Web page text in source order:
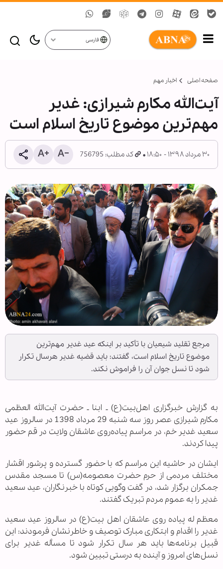
فارسی
صفحه اصلی اخبار مهم
آیت‌الله مکارم‌ شیرازی: غدیر
مهم‌ترین موضوع تاریخ اسلام است
۳۰ مرداد ۱۳۹۸ - ۱۸:۵۰ کد مطلب: 756795
مرجع تقلید شیعیان با تأکید بر اینکه عید غدیر مهم‌ترین
موضوع تاریخ اسلام است، گفتند: باید قضیه غدیر هرسال تکرار
شود تا نسل جوان آن را فراموش نکند.
به گزارش خبرگزاری اهل‌بیت(ع) ـ ابنا ـ حضرت آیت‌الله العظمی
مکارم شیرازی عصر روز سه شنبه 29 مرداد 1398 در سالروز عید
سعید غدیر خم، در مراسم پیاده‌روی عاشقان ولایت در قم حضور
پیدا کردند.
ایشان در حاشیه این مراسم که با حضور گسترده و پرشور اقشار
مختلف مردمی از حرم حضرت معصومه(س) تا مسجد مقدس
جمکران برگزار شد، در گفت وگویی کوتاه با خبرنگاران، عید سعید
غدیر را به عموم مردم تبریک گفتند.
معظم له پیاده روی عاشقان اهل بیت(ع) در سالروز عید سعید
غدیر را اقدام و ابتکاری مبارک توصیف و خاطرنشان فرمودند: این
قبیل برنامه‌ها باید هر سال تکرار شود تا مسأله غدیر برای
نسل‌های امروز و آینده به درستی تبیین شود.